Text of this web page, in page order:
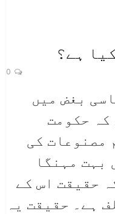
ہے؟
بغض میں
کہ حکومت
مصنوعات کی
بہت مہنگا
حقیقت اس کے
ہے۔ حقیقت یہ